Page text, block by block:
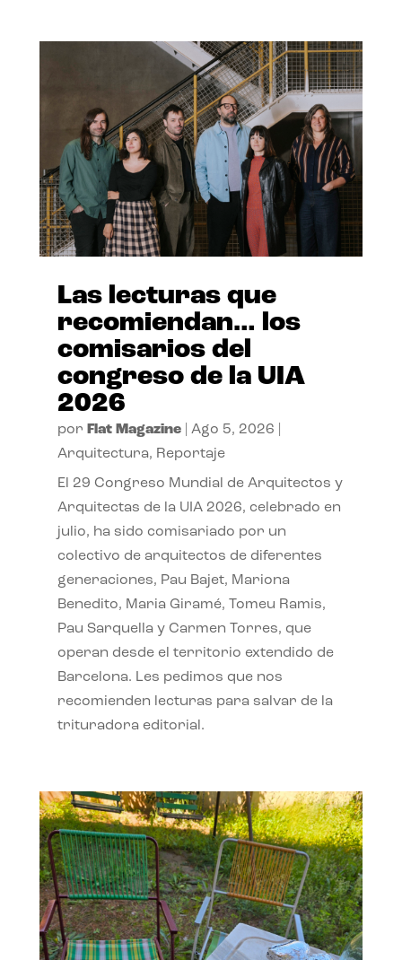
Las lecturas que
recomiendan… los
comisarios del
congreso de la UIA
2026
por Flat Magazine| Ago 5, 2026
Arquitectura, Reportaje
El 29 Congreso Mundial de Arquitectos y
Arquitectas de la UIA 2026, celebrado en
julio, ha sido comisariado por un
colectivo de arquitectos de diferentes
generaciones, Pau Bajet, Mariona
Benedito, Maria Giramé, Tomeu Ramis,
Pau Sarquella y Carmen Torres, que
operan desde el territorio extendido de
Barcelona. Les pedimos que nos
recomienden lecturas para salvar de la
trituradora editorial.